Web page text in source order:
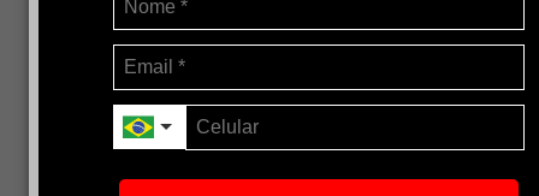
Disco de Corte e Desbaste-Dupla Aplicação
Disco de Desbaste
Escovas de Aço
Escovas de Latão
Lixas
Pasta Para Assentar Válvula
Pedra de Afiar